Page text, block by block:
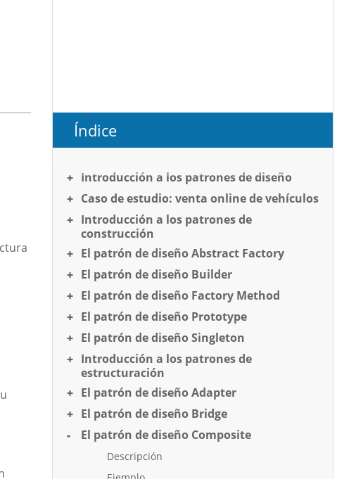
Índice
Introducción a los patrones de diseño
Caso de estudio: venta online de vehículos
Introducción a los patrones de
construcción
El patrón de diseño Abstract Factory
El patrón de diseño Builder
El patrón de diseño Factory Method
El patrón de diseño Prototype
El patrón de diseño Singleton
Introducción a los patrones de
estructuración
El patrón de diseño Adapter
El patrón de diseño Bridge
El patrón de diseño Composite
Descripción